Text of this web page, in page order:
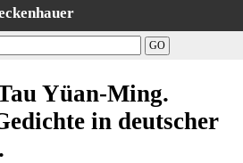
Yüan-Ming.
in deutscher